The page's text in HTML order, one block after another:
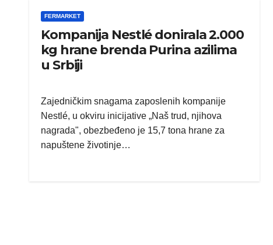
FERMARKET
Kompanija Nestlé donirala 2.000
kg hrane brenda Purina azilima
u Srbiji
Zajedničkim snagama zaposlenih kompanije
Nestlé, u okviru inicijative „Naš trud, njihova
nagrada", obezbeđeno je 15,7 tona hrane za
napuštene životinje…